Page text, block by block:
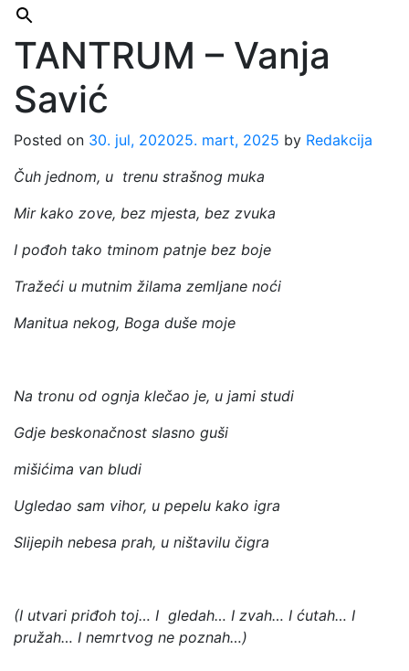
TANTRUM – Vanja
Savić
Posted on 30. jul, 202025. mart, 2025 by Redakcija
Čuh jednom, u trenu strašnog muka
Mir kako zove, bez mjesta, bez zvuka
I pođoh tako tminom patnje bez boje
Tražeći u mutnim žilama zemljane noći
Manitua nekog, Boga duše moje
Na tronu od ognja klečao je, u jami studi
Gdje beskonačnost slasno guši
mišićima van bludi
Ugledao sam vihor, u pepelu kako igra
Slijepih nebesa prah, u ništavilu čigra
(I utvari priđoh toj… I gledah… I zvah… I ćutah… I
pružah… I nemrtvog ne poznah…)